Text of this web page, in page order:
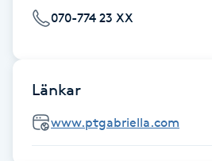
Gellack med förstärkning
070-774 23 XX
Länkar
www.ptgabriella.com